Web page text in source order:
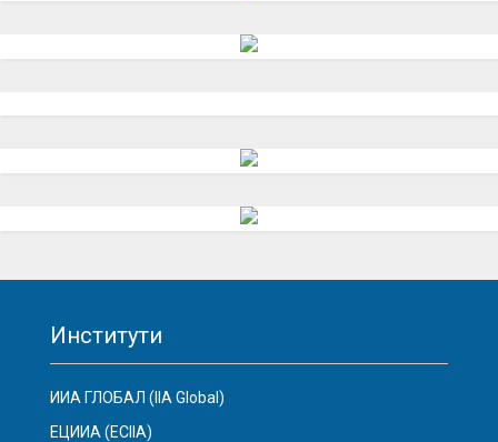
Институти
ИИА ГЛОБАЛ (IIA Global)
ЕЦИИА (ECIIA)